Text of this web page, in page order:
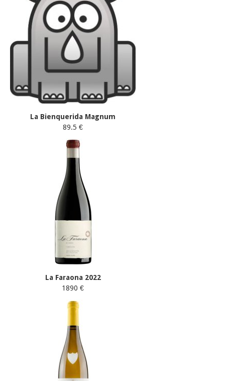
La Bienquerida Magnum
89.5 €
La Faraona 2022
1890 €